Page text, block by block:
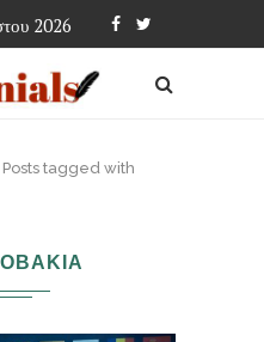
2026
Posts tagged with